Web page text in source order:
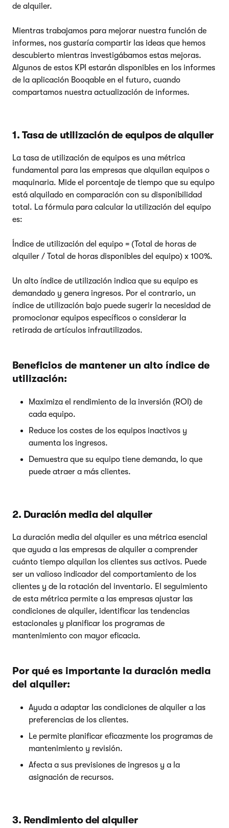
de alquiler.
Mientras trabajamos para mejorar nuestra función de
informes, nos gustaría compartir las ideas que hemos
descubierto mientras investigábamos estas mejoras.
Algunos de estos KPI estarán disponibles en los informes
de la aplicación Booqable en el futuro, cuando
compartamos nuestra actualización de informes.
1. Tasa de utilización de equipos de alquiler
La tasa de utilización de equipos es una métrica
fundamental para las empresas que alquilan equipos o
maquinaria. Mide el porcentaje de tiempo que su equipo
está alquilado en comparación con su disponibilidad
total. La fórmula para calcular la utilización del equipo
es:
Índice de utilización del equipo = (Total de horas de
alquiler / Total de horas disponibles del equipo) x 100%.
Un alto índice de utilización indica que su equipo es
demandado y genera ingresos. Por el contrario, un
índice de utilización bajo puede sugerir la necesidad de
promocionar equipos específicos o considerar la
retirada de artículos infrautilizados.
Beneficios de mantener un alto índice de
utilización:
Maximiza el rendimiento de la inversión (ROI) de
cada equipo.
Reduce los costes de los equipos inactivos y
aumenta los ingresos.
Demuestra que su equipo tiene demanda, lo que
puede atraer a más clientes.
2. Duración media del alquiler
La duración media del alquiler es una métrica esencial
que ayuda a las empresas de alquiler a comprender
cuánto tiempo alquilan los clientes sus activos. Puede
ser un valioso indicador del comportamiento de los
clientes y de la rotación del inventario. El seguimiento
de esta métrica permite a las empresas ajustar las
condiciones de alquiler, identificar las tendencias
estacionales y planificar los programas de
mantenimiento con mayor eficacia.
Por qué es importante la duración media
del alquiler:
Ayuda a adaptar las condiciones de alquiler a las
preferencias de los clientes.
Le permite planificar eficazmente los programas de
mantenimiento y revisión.
Afecta a sus previsiones de ingresos y a la
asignación de recursos.
3. Rendimiento del alquiler